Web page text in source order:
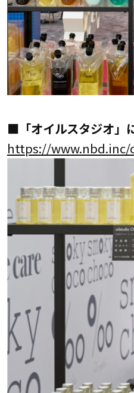
■「オイルスタジオ」
https://